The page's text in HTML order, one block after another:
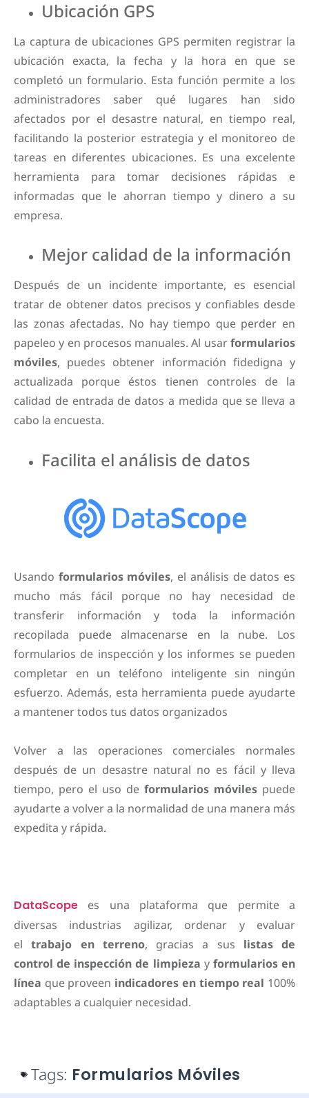
Ubicación GPS
La captura de ubicaciones GPS permiten registrar la
ubicación exacta, la fecha y la hora en que se
completó un formulario. Esta función permite a los
administradores saber qué lugares han sido
afectados por el desastre natural, en tiempo real,
facilitando la posterior estrategia y el monitoreo de
tareas en diferentes ubicaciones. Es una excelente
herramienta para tomar decisiones rápidas e
informadas que le ahorran tiempo y dinero a su
empresa.
Mejor calidad de la información
Después de un incidente importante, es esencial
tratar de obtener datos precisos y confiables desde
las zonas afectadas. No hay tiempo que perder en
papeleo y en procesos manuales. Al usarformularios
móviles, puedes obtener información fidedigna y
actualizada porque éstos tienen controles de la
calidad de entrada de datos a medida que se lleva a
cabo la encuesta.
Facilita el análisis de datos
Usando formularios móviles, el análisis de datos es
mucho más fácil porque no hay necesidad de
transferir información y toda la información
recopilada puede almacenarse en la nube. Los
formularios de inspección y los informes se pueden
completar en un teléfono inteligente sin ningún
esfuerzo. Además, esta herramienta puede ayudarte
a mantener todos tus datos organizados
Volver a las operaciones comerciales normales
después de un desastre natural no es fácil y lleva
tiempo, pero el uso de formularios móviles puede
ayudarte a volver a la normalidad de una manera más
expedita y rápida.
DataScope es una plataforma que permite a
diversas industrias agilizar, ordenar y evaluar
eltrabajo en terreno, gracias a sus listas de
control de inspección de limpieza y formularios en
línea que proveen indicadores en tiempo real 100%
adaptables a cualquier necesidad.
Tags: Formularios Móviles